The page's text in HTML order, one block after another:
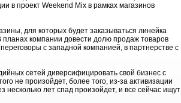
в проект Weekend Mix в рамках магазинов
для которых будет заказываться линейка
компании довести долю продаж товаров
с западной компанией, в партнерстве с
сетей диверсифицировать свой бизнес с
не произойдет, более того, из-за активизации
лет спад произойдет, и все сейчас ищут